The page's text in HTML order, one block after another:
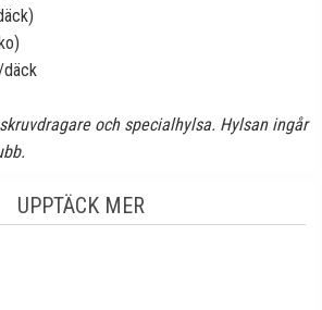
däck
och specialhylsa. Hylsan ingår
UPPTÄCK MER